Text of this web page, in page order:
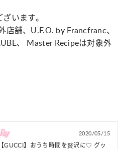
います。
舗、U.F.O. by Francfranc、
、 Master Recipeは対象外
2020/05/15
【GUCCI】おうち時間を贅沢に♡ グッ